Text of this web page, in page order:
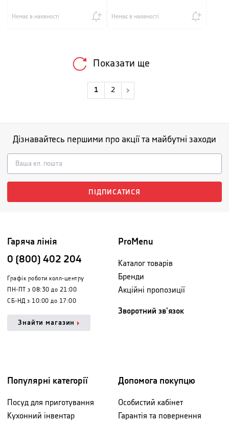
Немає в наявності Немає в наявності
Показати ще
1 2
Дізнавайтесь першими про акції та майбутні заходи
ПІДПИСАТИСЯ
Гаряча лінія
0 (800) 402 204
Графік роботи колл-центру
ПН-ПТ з 08:30 до 21:00
СБ-НД з 10:00 до 17:00
Знайти магазин
ProMenu
Каталог товарів
Бренди
Акційні пропозиції
Зворотний зв'язок
Популярні категорії
Посуд для приготування
Кухонний інвентар
Допомога покупцю
Особистий кабінет
Гарантія та повернення